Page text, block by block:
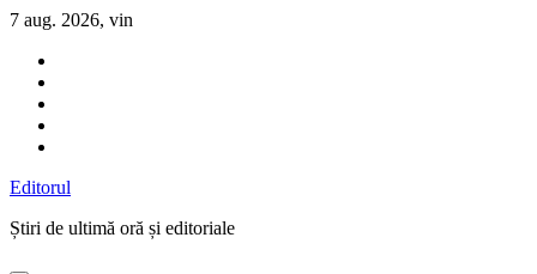
Sari
conținut
7 aug. 2026, vin
Editorul
Știri de ultimă oră și editoriale